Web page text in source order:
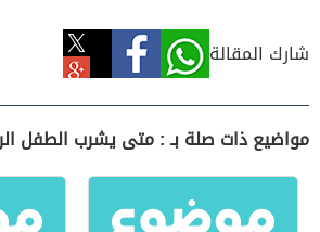
شارك المقالة
مواضيع ذات صلة بـ : متى يشرب الطفل